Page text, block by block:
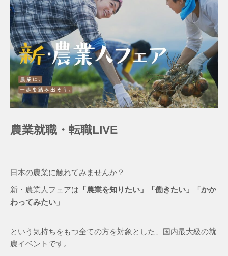
農業就職・転職LIVE
日本の農業に触れてみませんか？
新・農業人フェアは 「農業を知りたい」「働きたい」「かか
わってみたい」
という気持ちをもつ全ての方を対象とした、国内最大級の就
農イベントです。